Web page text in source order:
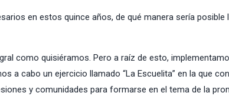
en estos quince años, de qué manera sería posible
como quisiéramos. Pero a raíz de esto,
a cabo un ejercicio llamado “La Escuelita” en la que
y comunidades para formarse en el tema de la